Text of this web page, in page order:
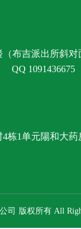
布吉派出所斜
QQ 1091436675
栋1单元陽和大
司 版权所有 All